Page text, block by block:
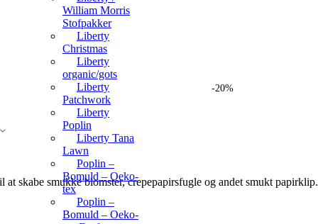
William Morris
Stofpakker
Liberty
Christmas
Liberty
organic/gots
Liberty
Patchwork
Liberty
Poplin
Liberty Tana
Lawn
Poplin –
Bomuld – Oeko-
tex
Poplin –
Bomuld – Oeko-
-20%
skabe smukke blomster, crepepapirsfugle og andet smukt papirklip.